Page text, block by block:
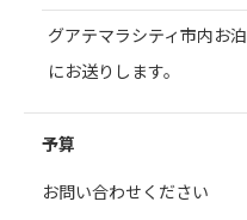
グアテマラシティ市内お
にお送りします。
予算
お問い合わせください